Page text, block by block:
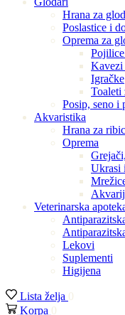
Hrana za
Poslastice i
Oprema za
Kavezi
Igračke
Toaleti
Posip, seno i
Akvaristika
Hrana za
Oprema
Ukrasi
Veterinarska
Lekovi
Suplementi
Higijena
Lista želja 0
Korpa 0